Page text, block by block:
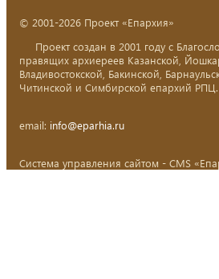
© 2001-2026 Проект «Епархия»
Проект создан в 2001 году с
правящих архиереев Казанской,
Владивостокской, Бакинской,
Читинской и Симбирской епархий РПЦ.
email: info@eparhia.ru
Система управления сайтом - CMS